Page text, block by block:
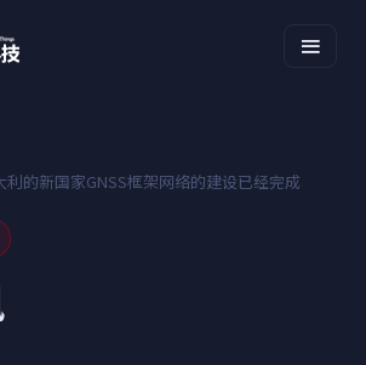
利的新国家GNSS框架网络的建设已经完成